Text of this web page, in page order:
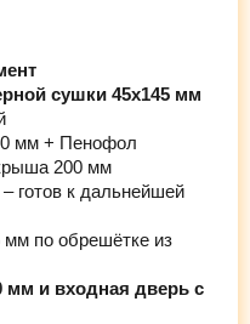
сушки 45х145 мм
мм + Пенофол
200 мм
– готов к дальнейшей
по обрешётке из
мм и входная дверь с